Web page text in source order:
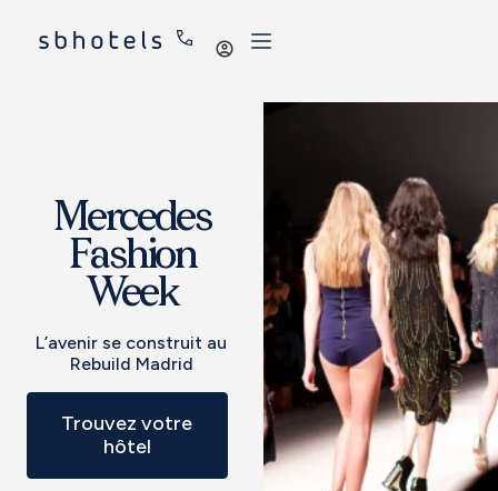
Se
Mercedes
Fashion
Week
L’avenir se construit au
Rebuild Madrid
Trouvez votre
hôtel